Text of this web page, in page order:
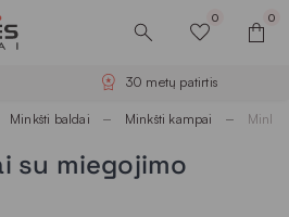
0 0
30 metų patirtis
Minkšti baldai Minkšti kampai
su miegojimo